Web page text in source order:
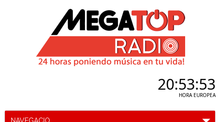
20:53:53
HORA EUROPEA